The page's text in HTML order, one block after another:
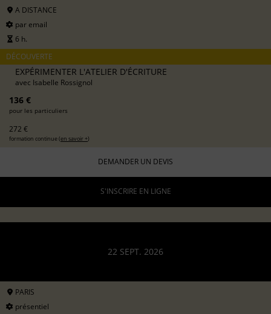
A DISTANCE
par email
6 h.
DÉCOUVERTE
EXPÉRIMENTER L'ATELIER D'ÉCRITURE
avec Isabelle Rossignol
136 €
pour les particuliers
272 €
formation continue (en savoir +)
DEMANDER UN DEVIS
S'INSCRIRE EN LIGNE
22 SEPT. 2026
PARIS
présentiel